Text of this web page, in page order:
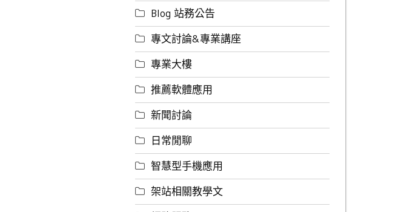
Blog 站務公告
專文討論&專業講座
專業大樓
推薦軟體應用
新聞討論
日常閒聊
智慧型手機應用
架站相關教學文